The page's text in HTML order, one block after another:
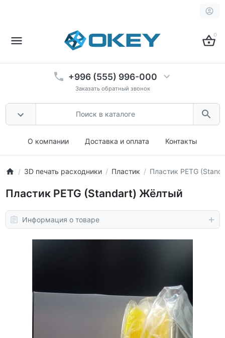
0
+996 (555) 996-000
Заказать обратный звонок
О компании Доставка и оплата Контакты
3D печать расходники Пластик Пластик PETG
Пластик PETG (Standart) Жёлтый
Информация о товаре